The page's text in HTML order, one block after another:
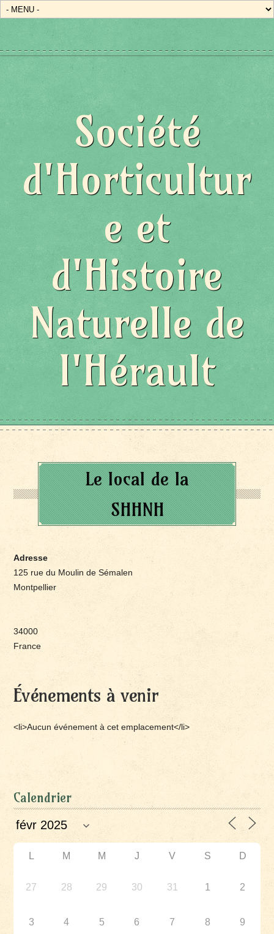
Société
d'Horticultur
e et
d'Histoire
Naturelle de
l'Hérault
Le local de la
SHHNH
Adresse
125 rue du Moulin de Sémalen
Montpellier
34000
France
Événements à venir
<li>Aucun événement à cet emplacement</li>
Calendrier
L M M J V S D
27 28 29 30 31 1 2
3 4 5 6 7 8 9